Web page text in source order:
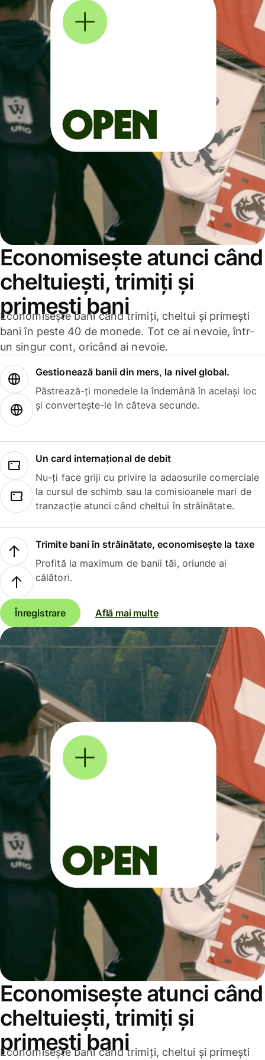
Economisește atunci când
cheltuiești, trimiți și
primești bani
Economisește bani când trimiți, cheltui și primești
bani în peste 40 de monede. Tot ce ai nevoie, într-
un singur cont, oricând ai nevoie.
Gestionează banii din mers, la nivel global.
Păstrează-ți monedele la îndemână în același loc
și convertește-le în câteva secunde.
Un card internațional de debit
Nu-ți face griji cu privire la adaosurile comerciale
la cursul de schimb sau la comisioanele mari de
tranzacție atunci când cheltui în străinătate.
Trimite bani în străinătate, economisește la taxe
Profită la maximum de banii tăi, oriunde ai
călători.
Înregistrare Află mai multe
Economisește atunci când
cheltuiești, trimiți și
primești bani
Economisește bani când trimiți, cheltui și primești